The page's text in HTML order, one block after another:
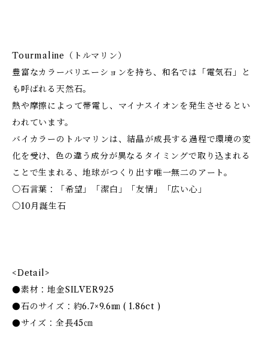
Tourmaline（トルマリン）
豊富なカラーバリエーションを持ち、和名では「電気石」と
も呼ばれる天然石。
熱や摩擦によって帯電し、マイナスイオンを発生させるとい
われています。
バイカラーのトルマリンは、結晶が成長する過程で環境の変
化を受け、色の違う成分が異なるタイミングで取り込まれる
ことで生まれる、地球がつくり出す唯一無二のアート。
○石言葉：「希望」「潔白」「友情」「広い心」
○10月誕生石
<Detail>
●素材：地金SILVER925
●石のサイズ：約6.7×9.6㎜ ( 1.86ct )
●サイズ：全長45㎝